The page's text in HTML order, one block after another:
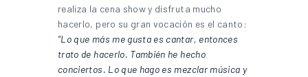
realiza la cena show y disfruta mucho
hacerlo, pero su gran vocación es el canto:
“Lo que más me gusta es cantar, entonces
trato de hacerlo. También he hecho
conciertos. Lo que hago es mezclar música y